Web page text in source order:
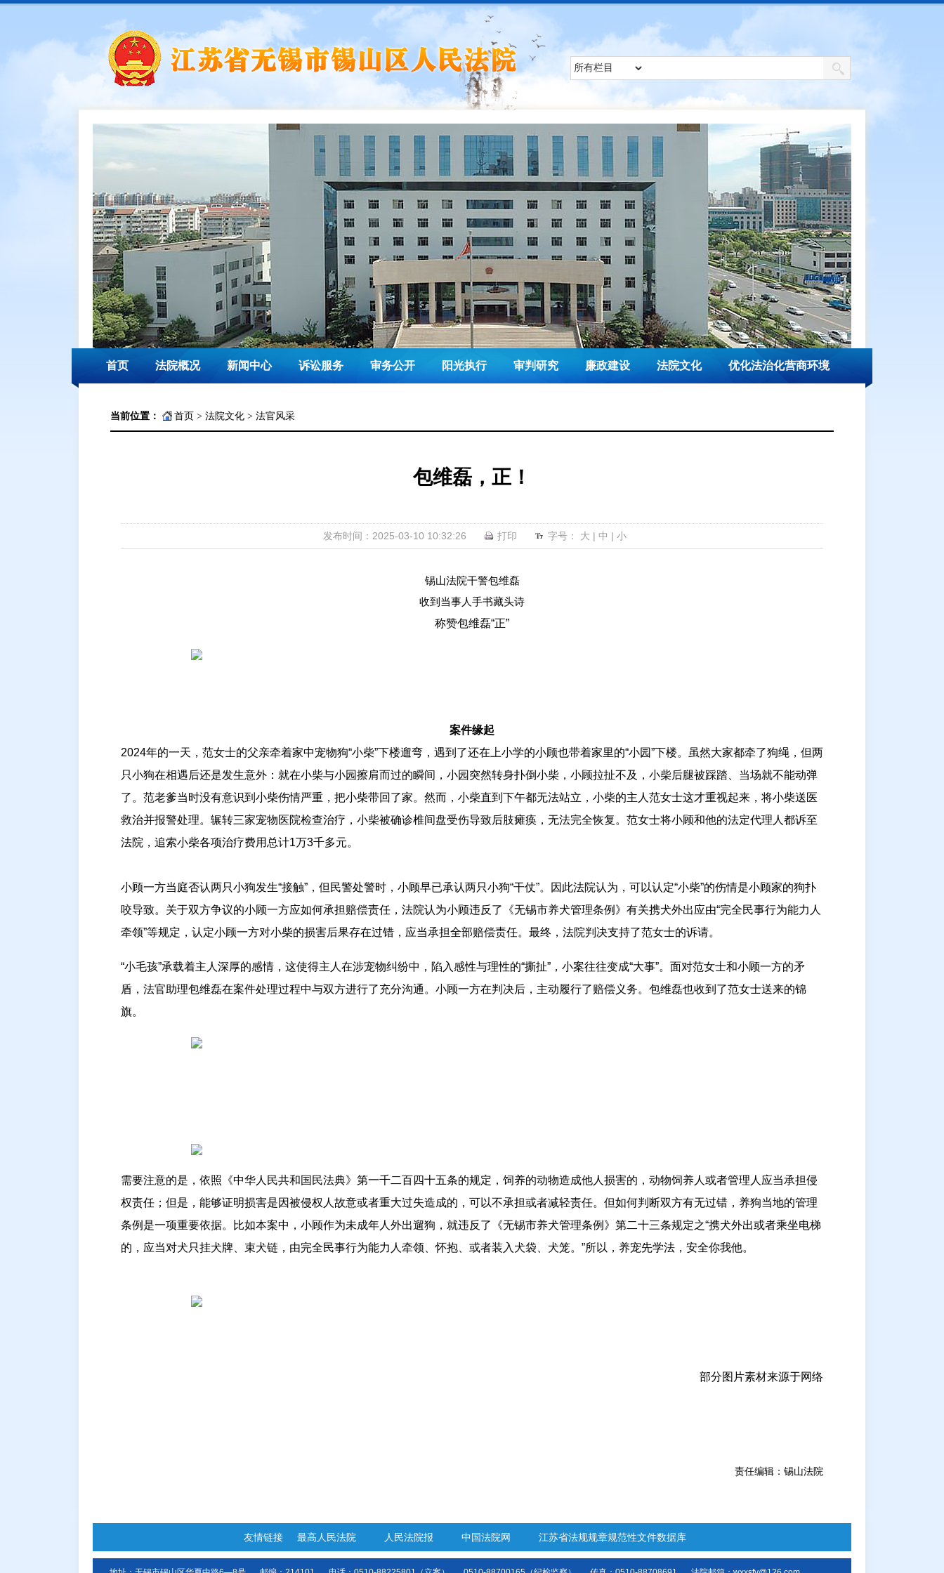
首页 法院概况 新闻中心 诉讼服务 审务公开 阳光执行 审判研究 廉政建设 法院文化 优化法治化营商环境
当前位置： 首页 > 法院文化 > 法官风采
包维磊，正！
发布时间：2025-03-10 10:32:26 打印 字号： 大 | 中 | 小
锡山法院干警包维磊
收到当事人手书藏头诗
称赞包维磊“正”
案件缘起
2024年的一天，范女士的父亲牵着家中宠物狗“小柴”下楼遛弯，遇到了还在上小学的小顾也带着家里的“小园”下楼。虽然大家都牵了狗绳，但两
只小狗在相遇后还是发生意外：就在小柴与小园擦肩而过的瞬间，小园突然转身扑倒小柴，小顾拉扯不及，小柴后腿被踩踏、当场就不能动弹
了。范老爹当时没有意识到小柴伤情严重，把小柴带回了家。然而，小柴直到下午都无法站立，小柴的主人范女士这才重视起来，将小柴送医
救治并报警处理。辗转三家宠物医院检查治疗，小柴被确诊椎间盘受伤导致后肢瘫痪，无法完全恢复。范女士将小顾和他的法定代理人都诉至
法院，追索小柴各项治疗费用总计1万3千多元。
小顾一方当庭否认两只小狗发生“接触”，但民警处警时，小顾早已承认两只小狗“干仗”。因此法院认为，可以认定“小柴”的伤情是小顾家的狗扑
咬导致。关于双方争议的小顾一方应如何承担赔偿责任，法院认为小顾违反了《无锡市养犬管理条例》有关携犬外出应由“完全民事行为能力人
牵领”等规定，认定小顾一方对小柴的损害后果存在过错，应当承担全部赔偿责任。最终，法院判决支持了范女士的诉请。
“小毛孩”承载着主人深厚的感情，这使得主人在涉宠物纠纷中，陷入感性与理性的“撕扯”，小案往往变成“大事”。面对范女士和小顾一方的矛
盾，法官助理包维磊在案件处理过程中与双方进行了充分沟通。小顾一方在判决后，主动履行了赔偿义务。包维磊也收到了范女士送来的锦
旗。
需要注意的是，依照《中华人民共和国民法典》第一千二百四十五条的规定，饲养的动物造成他人损害的，动物饲养人或者管理人应当承担侵
权责任；但是，能够证明损害是因被侵权人故意或者重大过失造成的，可以不承担或者减轻责任。但如何判断双方有无过错，养狗当地的管理
条例是一项重要依据。比如本案中，小顾作为未成年人外出遛狗，就违反了《无锡市养犬管理条例》第二十三条规定之“携犬外出或者乘坐电梯
的，应当对犬只挂犬牌、束犬链，由完全民事行为能力人牵领、怀抱、或者装入犬袋、犬笼。”所以，养宠先学法，安全你我他。
部分图片素材来源于网络
责任编辑：锡山法院
友情链接 最高人民法院 人民法院报 中国法院网 江苏省法规规章规范性文件数据库